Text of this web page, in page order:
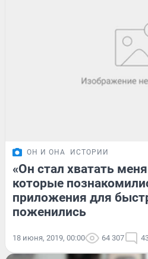
ОН И ОНА ИСТОРИИ
«Он стал хватать
которые
приложения для
поженились
18 июня, 2019, 00:00 64 307